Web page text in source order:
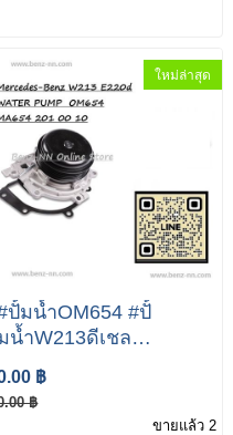
ใหม่ล่าสุด
ปั้มน้ำOM654 #ปั้
น้ำW213ดีเชล
A654 201 00 10
PUMP FOR
฿
฿
ขายแล้ว 2